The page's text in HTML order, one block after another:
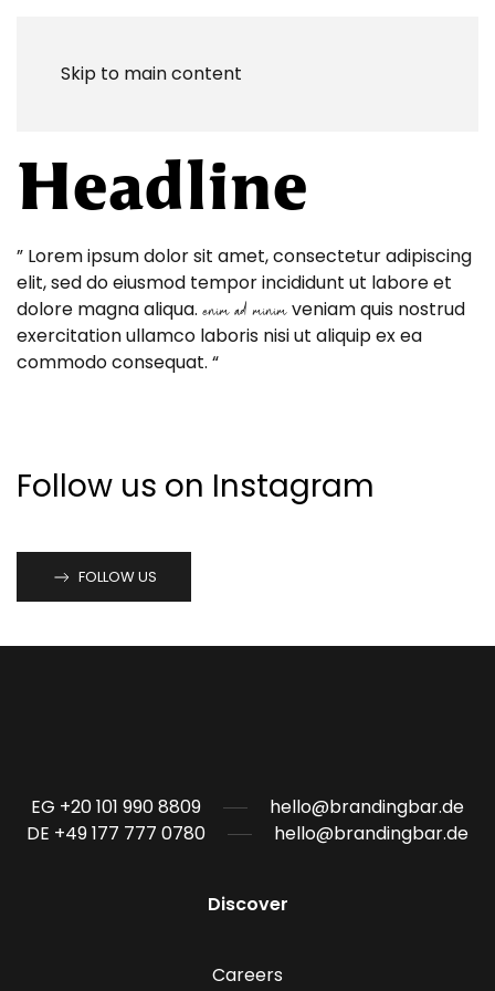
Skip to main content
Headline
” Lorem ipsum dolor sit amet, consectetur adipiscing
elit, sed do eiusmod tempor incididunt ut labore et
dolore magna aliqua. enim ad minim veniam quis nostrud
exercitation ullamco laboris nisi ut aliquip ex ea
commodo consequat. “
Follow us on Instagram
FOLLOW US
EG +20 101 990 8809
hello@brandingbar.de
DE +49 177 777 0780
hello@brandingbar.de
Discover
Careers